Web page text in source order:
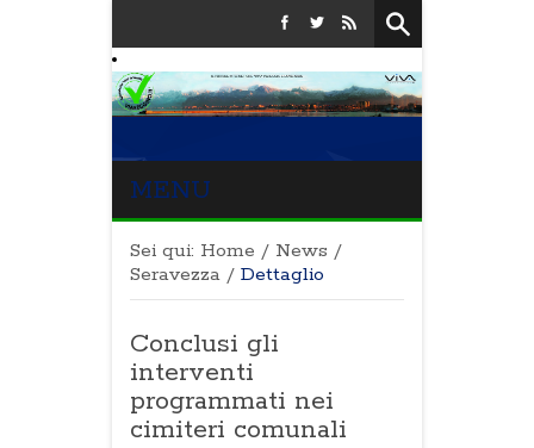
MENU
Sei qui: Home / News /
Seravezza / Dettaglio
Conclusi gli
interventi
programmati nei
cimiteri comunali